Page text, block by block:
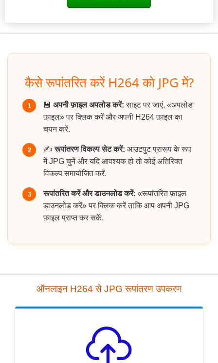
कैसे रूपांतरित करें H264 को JPG में?
1 💾 अपनी फ़ाइल अपलोड करें: साइट पर जाएं, «अपलोड
फ़ाइल» पर क्लिक करें और अपनी H264 फ़ाइल का
चयन करें.
2 ✍️रूपांतरण विकल्प सेट करें: आउटपुट प्रारूप के रूप
में JPG चुनें और यदि आवश्यक हो तो कोई अतिरिक्त
विकल्प समायोजित करें.
3 रूपांतरित करें और डाउनलोड करें: «रूपांतरित फ़ाइल
डाउनलोड करें» पर क्लिक करें ताकि आप अपनी JPG
फ़ाइल प्राप्त कर सकें.
ऑनलाइन H264 से JPG रूपांतरण उपकरण